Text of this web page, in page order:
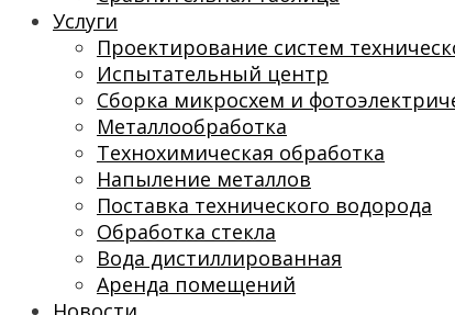
Услуги
Проектирование систем
Испытательный центр
Сборка микросхем и
Металлообработка
Технохимическая обработка
Напыление металлов
Поставка технического водорода
Обработка стекла
Вода дистиллированная
Аренда помещений